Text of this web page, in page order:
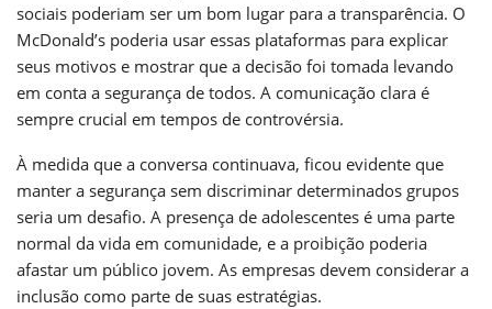
sociais poderiam ser um bom lugar para a transparência. O
McDonald’s poderia usar essas plataformas para explicar
seus motivos e mostrar que a decisão foi tomada levando
em conta a segurança de todos. A comunicação clara é
sempre crucial em tempos de controvérsia.
À medida que a conversa continuava, ficou evidente que
manter a segurança sem discriminar determinados grupos
seria um desafio. A presença de adolescentes é uma parte
normal da vida em comunidade, e a proibição poderia
afastar um público jovem. As empresas devem considerar a
inclusão como parte de suas estratégias.